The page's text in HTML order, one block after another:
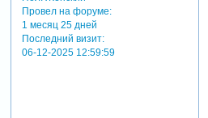
Провел на форуме:
1 месяц 25 дней
Последний визит:
06-12-2025 12:59:59